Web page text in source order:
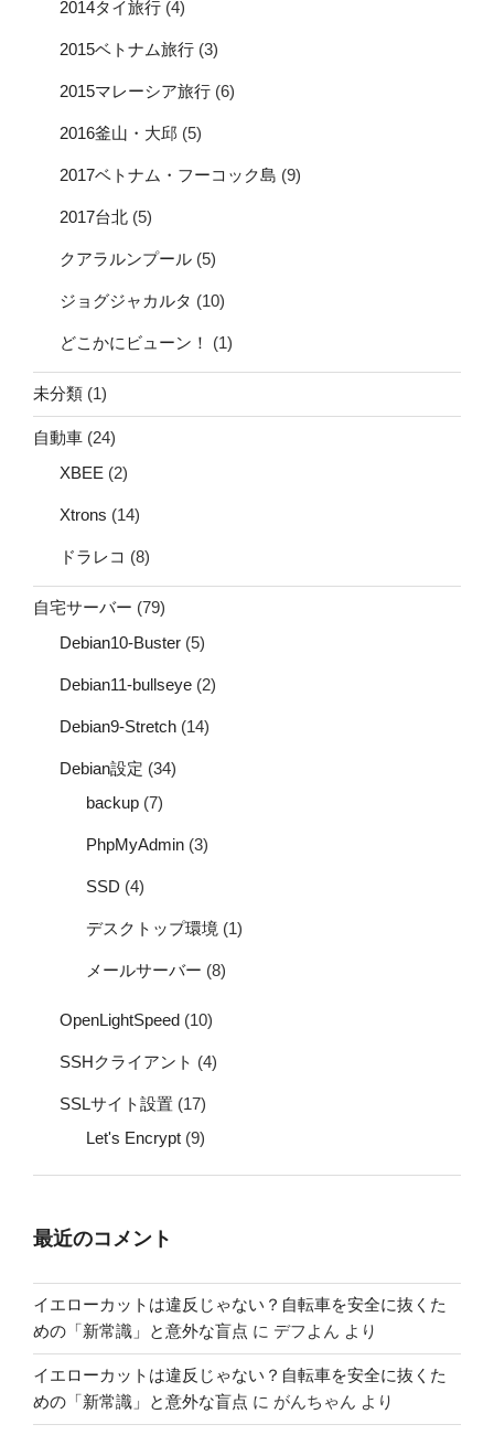
2014タイ旅行 (4)
2015ベトナム旅行 (3)
2015マレーシア旅行 (6)
2016釜山・大邱 (5)
2017ベトナム・フーコック島 (9)
2017台北 (5)
クアラルンプール (5)
ジョグジャカルタ (10)
どこかにビューン！ (1)
未分類 (1)
自動車 (24)
XBEE (2)
Xtrons (14)
ドラレコ (8)
自宅サーバー (79)
Debian10-Buster (5)
Debian11-bullseye (2)
Debian9-Stretch (14)
Debian設定 (34)
backup (7)
PhpMyAdmin (3)
SSD (4)
デスクトップ環境 (1)
メールサーバー (8)
OpenLightSpeed (10)
SSHクライアント (4)
SSLサイト設置 (17)
Let's Encrypt (9)
最近のコメント
イエローカットは違反じゃない？自転車を安全に抜くた
めの「新常識」と意外な盲点 に デフよん より
イエローカットは違反じゃない？自転車を安全に抜くた
めの「新常識」と意外な盲点 に がんちゃん より